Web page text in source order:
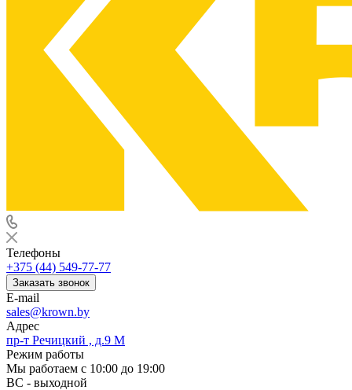
Телефоны
+375 (44) 549-77-77
Заказать звонок
E-mail
sales@krown.by
Адрес
пр-т Речицкий , д.9 М
Режим работы
Мы работаем с 10:00 до 19:00
ВС - выходной